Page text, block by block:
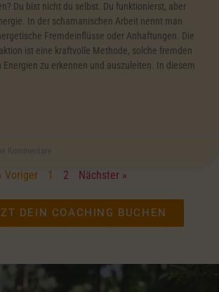
Du bist nicht du selbst. Du funktionierst, aber
In der schamanischen Arbeit nennt man
Fremdeinflüsse oder Anhaftungen. Die
ist eine kraftvolle Methode, solche fremden
Energien zu erkennen und auszuleiten. In diesem
Kommentare
Voriger 1 2 Nächster »
DEIN COACHING BUCHEN